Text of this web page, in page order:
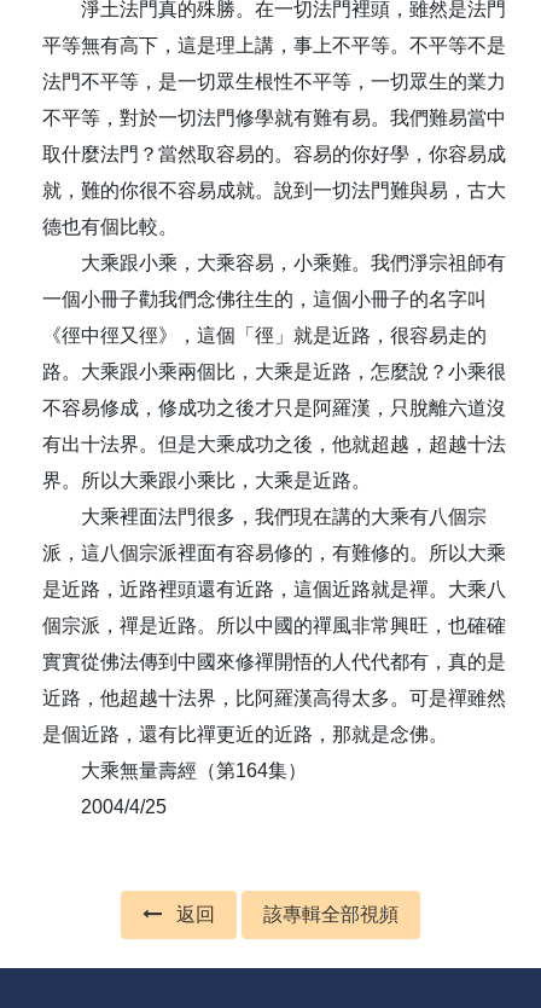
淨土法門真的殊勝。在一切法門裡頭，雖然是法門
平等無有高下，這是理上講，事上不平等。不平等不是
法門不平等，是一切眾生根性不平等，一切眾生的業力
不平等，對於一切法門修學就有難有易。我們難易當中
取什麼法門？當然取容易的。容易的你好學，你容易成
就，難的你很不容易成就。說到一切法門難與易，古大
德也有個比較。
大乘跟小乘，大乘容易，小乘難。我們淨宗祖師有
一個小冊子勸我們念佛往生的，這個小冊子的名字叫
《徑中徑又徑》，這個「徑」就是近路，很容易走的
路。大乘跟小乘兩個比，大乘是近路，怎麼說？小乘很
不容易修成，修成功之後才只是阿羅漢，只脫離六道沒
有出十法界。但是大乘成功之後，他就超越，超越十法
界。所以大乘跟小乘比，大乘是近路。
大乘裡面法門很多，我們現在講的大乘有八個宗
派，這八個宗派裡面有容易修的，有難修的。所以大乘
是近路，近路裡頭還有近路，這個近路就是禪。大乘八
個宗派，禪是近路。所以中國的禪風非常興旺，也確確
實實從佛法傳到中國來修禪開悟的人代代都有，真的是
近路，他超越十法界，比阿羅漢高得太多。可是禪雖然
是個近路，還有比禪更近的近路，那就是念佛。
大乘無量壽經（第164集）
2004/4/25
返回 該專輯全部視頻